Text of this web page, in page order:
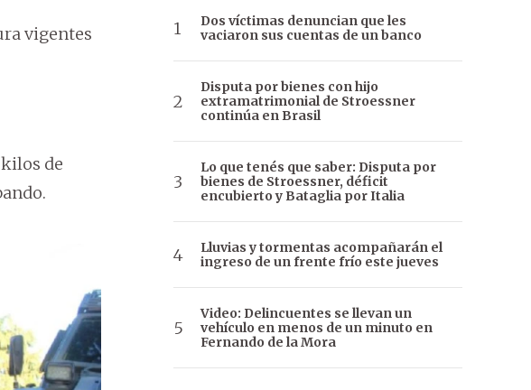
vigentes
de
Dos víctimas denuncian que les
vaciaron sus cuentas de un banco
Disputa por bienes con hijo
extramatrimonial de Stroessner
continúa en Brasil
Lo que tenés que saber: Disputa por
bienes de Stroessner, déficit
encubierto y Bataglia por Italia
Lluvias y tormentas acompañarán el
ingreso de un frente frío este jueves
Video: Delincuentes se llevan un
vehículo en menos de un minuto en
Fernando de la Mora